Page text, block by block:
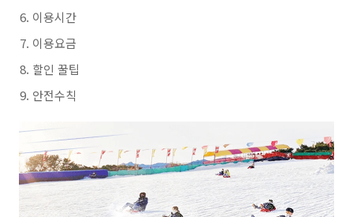
이용시간
이용요금
할인 꿀팁
안전수칙